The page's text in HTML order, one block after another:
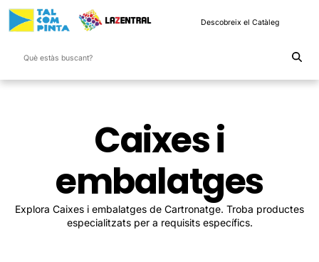
Descobreix el Catàleg
Caixes i
embalatges
Explora Caixes i embalatges de Cartronatge. Troba productes
especialitzats per a requisits específics.